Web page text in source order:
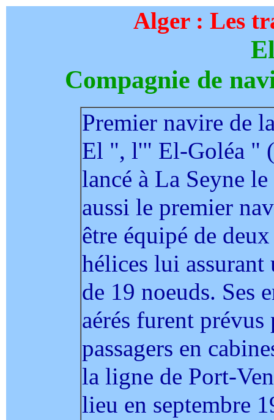
Alger : Les
Compagnie de
Premier navire de
El ", l'" El-Goléa "
lancé à La Seyne
aussi le premier
être équipé de
hélices lui assurant
de 19 noeuds. Ses
aérés furent
passagers en
la ligne de Port-
lieu en septembre